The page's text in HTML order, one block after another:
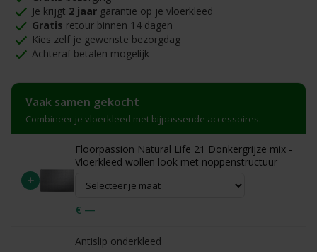
Je krijgt 2 jaar garantie op je vloerkleed
Gratis retour binnen 14 dagen
Kies zelf je gewenste bezorgdag
Achteraf betalen mogelijk
Vaak samen gekocht
Combineer je vloerkleed met bijpassende accessoires.
+
Floorpassion Natural Life 21 Donkergrijze mix -
Vloerkleed wollen look met noppenstructuur
€ —
Antislip onderkleed